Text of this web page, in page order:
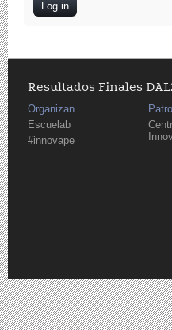
Resultados Finales
Organizan
Escuelab
#innovape